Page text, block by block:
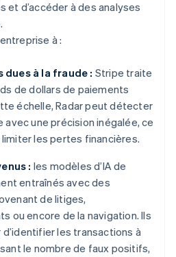
et d’accéder à des analyses
à :
dues à la fraude : Stripe traite
de dollars de paiements
échelle, Radar peut détecter
avec une précision inégalée, ce
les pertes financières.
: les modèles d’IA de
entraînés avec des
de litiges,
ou encore de la navigation. Ils
les transactions à
le nombre de faux positifs,